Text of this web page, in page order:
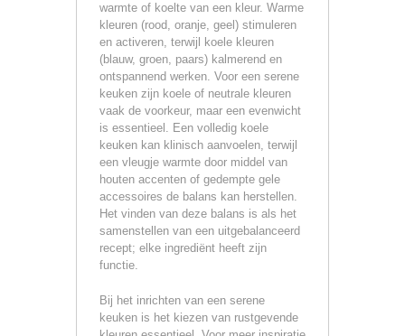
warmte of koelte van een kleur. Warme
kleuren (rood, oranje, geel) stimuleren
en activeren, terwijl koele kleuren
(blauw, groen, paars) kalmerend en
ontspannend werken. Voor een serene
keuken zijn koele of neutrale kleuren
vaak de voorkeur, maar een evenwicht
is essentieel. Een volledig koele
keuken kan klinisch aanvoelen, terwijl
een vleugje warmte door middel van
houten accenten of gedempte gele
accessoires de balans kan herstellen.
Het vinden van deze balans is als het
samenstellen van een uitgebalanceerd
recept; elke ingrediënt heeft zijn
functie.
Bij het inrichten van een serene
keuken is het kiezen van rustgevende